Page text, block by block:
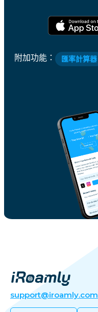
附加功能 ： 匯率計算器
support@iroamly.com